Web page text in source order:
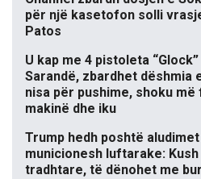
për një kasetofon solli
Patos
U kap me 4 pistoleta
Sarandë, zbardhet dëshmia
nisa për pushime, shoku
makinë dhe iku
Trump hedh poshtë
municionesh luftarake:
tradhtare, të dënohet me